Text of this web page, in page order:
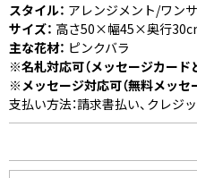
スタイル： アレンジメント/ワン
サイズ： 高さ50×幅45×奥行
主な花材： ピンクバラ
※名札対応可（メッセージカード
※メッセージ対応可（無料メッセ
支払い方法：請求書払い、クレ